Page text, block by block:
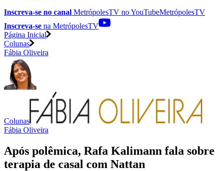
Inscreva-se no canal MetrópolesTV noYouTubeMetrópolesTV
Inscreva-se na MetrópolesTV
Página Inicial
Colunas
Fábia Oliveira
Colunas
Fábia Oliveira
Após polêmica, Rafa Kalimann fala sobre
terapia de casal com Nattan